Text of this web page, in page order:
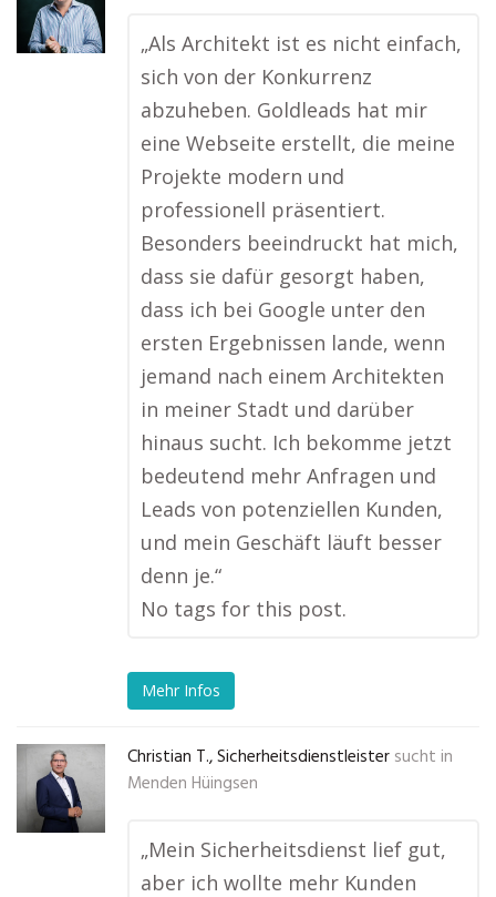
„Als Architekt ist es nicht einfach,
sich von der Konkurrenz
abzuheben. Goldleads hat mir
eine Webseite erstellt, die meine
Projekte modern und
professionell präsentiert.
Besonders beeindruckt hat mich,
dass sie dafür gesorgt haben,
dass ich bei Google unter den
ersten Ergebnissen lande, wenn
jemand nach einem Architekten
in meiner Stadt und darüber
hinaus sucht. Ich bekomme jetzt
bedeutend mehr Anfragen und
Leads von potenziellen Kunden,
und mein Geschäft läuft besser
denn je.“
No tags for this post.
Mehr Infos
Christian T., Sicherheitsdienstleister sucht in
Menden Hüingsen
„Mein Sicherheitsdienst lief gut,
aber ich wollte mehr Kunden